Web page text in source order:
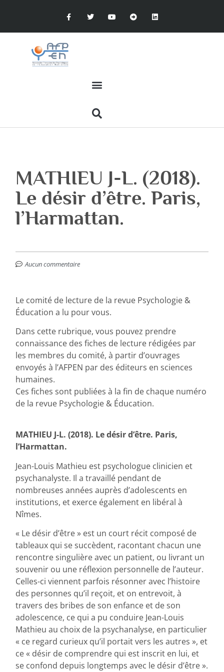
MATHIEU J-L. (2018).
Le désir d’être. Paris,
l’Harmattan.
Aucun commentaire
Le comité de lecture de la revue Psychologie &
Éducation a lu pour vous.
Dans cette rubrique, vous pouvez prendre
connaissance des fiches de lecture rédigées par
les membres du comité, à partir d’ouvrages
envoyés à l’AFPEN par des éditeurs en sciences
humaines.
Ces fiches sont publiées à la fin de chaque numéro
de la revue Psychologie & Éducation.
MATHIEU J-L. (2018). Le désir d’être. Paris,
l’Harmattan.
Jean-Louis Mathieu est psychologue clinicien et
psychanalyste. Il a travaillé pendant de
nombreuses années auprès d’adolescents en
institutions, et exerce également en libéral à
Nîmes.
« Le désir d’être » est un court récit composé de
tableaux qui se succèdent, racontant chacun une
rencontre singulière avec un patient, ou livrant un
souvenir ou une réflexion personnelle de l’auteur.
Celles-ci viennent parfois résonner avec l’histoire
des personnes qu’il reçoit, et on entrevoit, à
travers des bribes de son enfance et de son
adolescence, ce qui a pu conduire Jean-Louis
Mathieu au choix de la psychanalyse, en particulier
« ce regard curieux qu’il portait vers les autres », et
ce « désir de comprendre qui est inscrit en lui, et
se confond depuis longtemps avec le désir d’être ».